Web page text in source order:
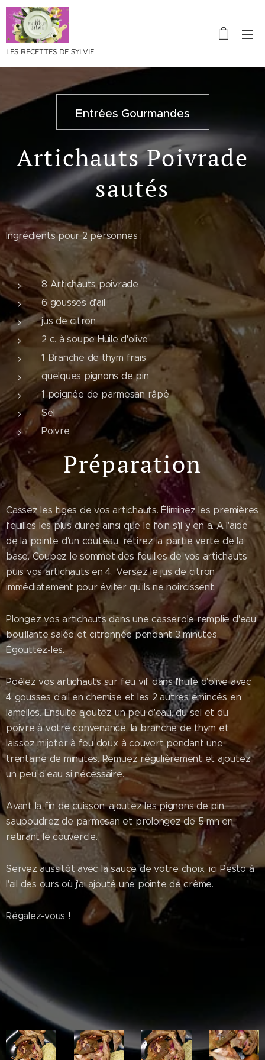
LES RECETTES DE SYLVIE
Entrées Gourmandes
Artichauts Poivrade
sautés
Ingrédients pour 2 personnes :
8 Artichauts poivrade
6 gousses d'ail
jus de citron
2 c. à soupe Huile d'olive
1 Branche de thym frais
quelques pignons de pin
1 poignée de parmesan râpé
Sel
Poivre
Préparation
Cassez les tiges de vos artichauts. Éliminez les premières
feuilles les plus dures ainsi que le foin s'il y en a. A l'aide
de la pointe d'un couteau, retirez la partie verte de la
base. Coupez le sommet des feuilles de vos artichauts
puis vos artichauts en 4. Versez le jus de citron
immédiatement pour éviter qu'ils ne noircissent.
Plongez vos artichauts dans une casserole remplie d'eau
bouillante salée et citronnée pendant 3 minutes.
Égouttez-les.
Poêlez vos artichauts sur feu vif dans l'huile d'olive avec
4 gousses d'ail en chemise et les 2 autres émincés en
lamelles. Ensuite ajoutez un peu d'eau, du sel et du
poivre à votre convenance, la branche de thym et
laissez mijoter à feu doux à couvert pendant une
trentaine de minutes. Remuez régulièrement et ajoutez
un peu d'eau si nécessaire.
Avant la fin de cuisson, ajoutez les pignons de pin,
saupoudrez de parmesan et prolongez de 5 mn en
retirant le couvercle.
Servez aussitôt avec la sauce de votre choix, ici Pesto à
l'ail des ours où j'ai ajouté une pointe de crème.
Régalez-vous !